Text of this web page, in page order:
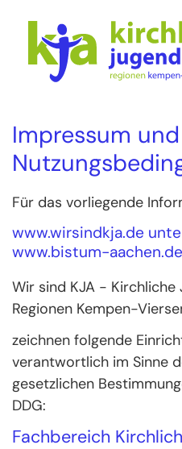
Impressum und
Für das vorliegende
www.wirsindkja.de
www.bistum-aachen.de
Wir sind KJA -
Regionen Kempen-
zeichnen folgende
verantwortlich im Sinne
gesetzlichen
DDG:
Fachbereich